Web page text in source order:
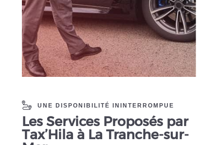
UNE DISPONIBILITÉ ININTERROMPUE
Les Services Proposés par
Tax’Hila à La Tranche-sur-